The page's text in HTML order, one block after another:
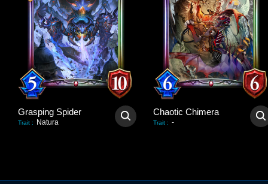
Grasping Spider
Trait : Natura
Chaotic Chimera
Trait : -